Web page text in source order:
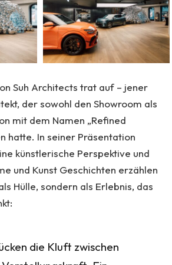
Suh Architects trat auf – jener
der sowohl den Showroom als
mit dem Namen „Refined
hatte. In seiner Präsentation
künstlerische Perspektive und
und Kunst Geschichten erzählen
Hülle, sondern als Erlebnis, das
die Kluft zwischen